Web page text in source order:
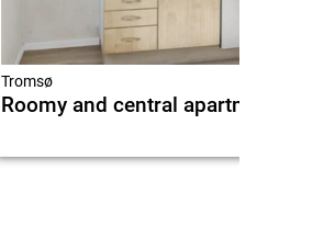
Tromsø
Roomy and central apartment